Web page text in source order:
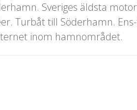
Sveriges äldsta
Turbåt till Söderhamn.
inom hamnområdet.